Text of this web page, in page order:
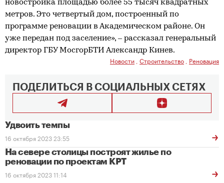
новостройка площадью более 55 тысяч квадратных
метров. Это четвертый дом, построенный по
программе реновации в Академическом районе. Он
уже передан под заселение», – рассказал генеральный
директор ГБУ МосгорБТИ Александр Кинев.
Новости Строительство Реновация
ПОДЕЛИТЬСЯ В СОЦИАЛЬНЫХ СЕТЯХ
Удвоить темпы
16 октября 2023 23:55
На севере столицы построят жилье по
реновации по проектам КРТ
16 октября 2023 11:14